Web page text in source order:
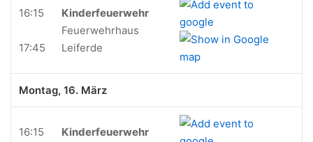
16:15
17:45
Kinderfeuerwehr
Feuerwehrhaus
Leiferde
Montag, 16. März
16:15
Kinderfeuerwehr